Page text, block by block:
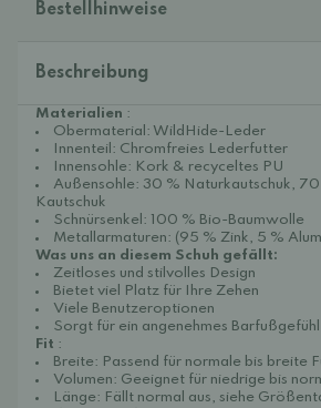
Bestellhinweise
Beschreibung
Materialien :
Obermaterial: WildHide-Leder
Innenteil: Chromfreies Lederfutter
Innensohle: Kork & recyceltes PU
Außensohle: 30 % Naturkautschuk,
Kautschuk
Schnürsenkel: 100 % Bio-Baumwolle
Metallarmaturen: (95 % Zink, 5 %
Was uns an diesem Schuh gefällt:
Zeitloses und stilvolles Design
Bietet viel Platz für Ihre Zehen
Viele Benutzeroptionen
Sorgt für ein angenehmes Barfußgefühl
Fit :
Breite: Passend für normale bis breite
Volumen: Geeignet für niedrige bis
Länge: Fällt normal aus, siehe